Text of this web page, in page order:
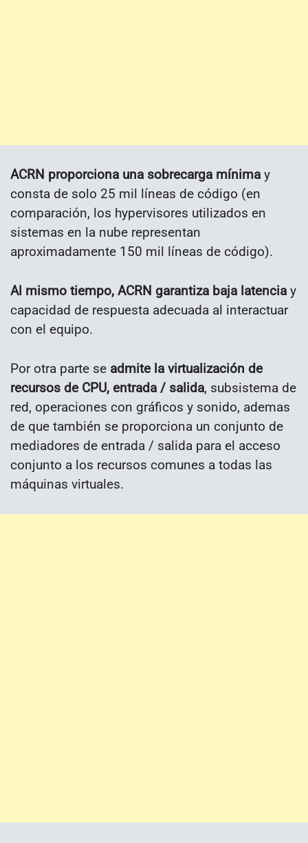
ACRN proporciona una sobrecarga mínima y
consta de solo 25 mil líneas de código (en
comparación, los hypervisores utilizados en
sistemas en la nube representan
aproximadamente 150 mil líneas de código).
Al mismo tiempo, ACRN garantiza baja latencia y
capacidad de respuesta adecuada al interactuar
con el equipo.
Por otra parte se admite la virtualización de
recursos de CPU, entrada / salida, subsistema de
red, operaciones con gráficos y sonido, ademas
de que también se proporciona un conjunto de
mediadores de entrada / salida para el acceso
conjunto a los recursos comunes a todas las
máquinas virtuales.